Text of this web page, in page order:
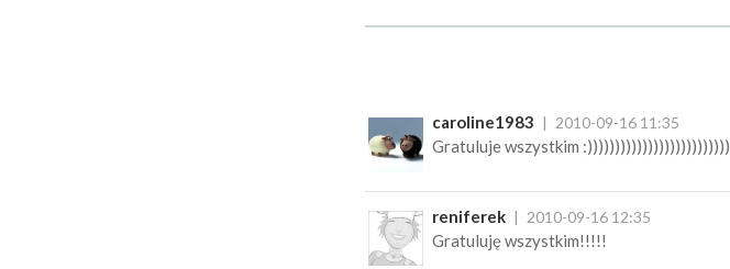
caroline1983 2010-09-16 11:35
Gratuluje wszystkim :))))))))))))))))))))))))))
reniferek 2010-09-16 12:35
Gratuluję wszystkim!!!!!